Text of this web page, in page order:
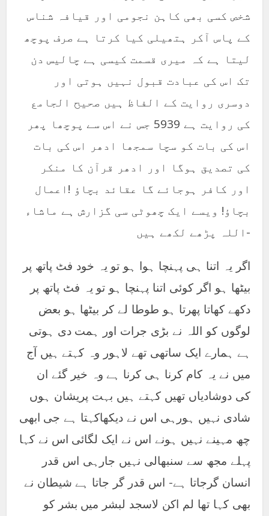
شخص کسی بھی کاہن نجومی اور قیافہ شناس
کے پاس آکر ہتھیلی کیا کرتا ہے صرف پوچھ
لیتا ہے کہ میری قسمت کیسی ہے چالیس دن
تک اس کی عبادت قبول نہیں ہوتی اور
دوسری روایت کے الفاظ ہیں صحیح الجامع
کی روایت ہے 5939 جس نے اس سے پوچھا پھر
اس کی بات کو سچا سمجھا ادھر اس کی بات
کی تصدیق ہوگا اور ادھر قرآن کا منکر
اور کافر ہوجائے گا عقائد بچاؤ !اعمال
بچاؤ! ویسے ایک چھوٹی سی گزارش ہے ماشاء
اللہ پڑھے لکھے ہیں-
اگر یہ اتنا ہی پہنچا ہوا ہو تو یہ خود فٹ پاتھ پر
بیٹھا ہو اگر کوئی اتنا پہنچا ہو تو یہ فٹ پاتھ پر
دکھے کھاتا پھرتا ہو طوطا لے کر بیٹھا ہو بعض
لوگوں کو اللہ نے بڑی جرات اور ہمت دی ہوتی
ہے ہمارے ایک ساتھی تھے لاہور وہ کہتے ہیں آج
میں نے یہ کام کرنا ہی کرنا ہے وہ خیر گئے ان
کی دوشادیاں تھیں کہتے ہیں بہت پریشان ہوں
شادی نہیں ہورہی اس نے دیکھاکہتا ہے جی ابھی
چھ مہینے نہیں ہونے اس نے ایک لگائی اس نے کہا
پہلے مجھ سے سنبھالی نہیں جارہی اس قدر
انسان گرجاتا ہے- اس قدر گر جاتا ہے شیطان نے
بھی کہا تھا لم اکن لاسجد لبشر میں بشر کو